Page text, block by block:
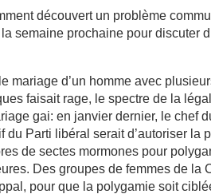
découvert un problème
semaine prochaine pour discuter
mariage d’un homme avec
faisait rage, le spectre de la
gai: en janvier dernier, le chef
Parti libéral serait d’autoriser la
de sectes mormones pour
Des groupes de femmes de la
pour que la polygamie soit